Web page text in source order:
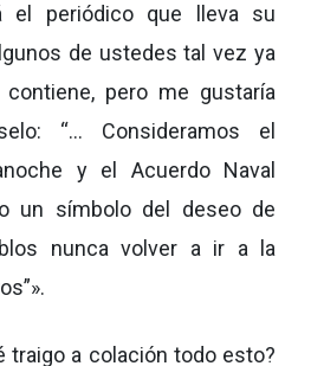
el periódico que lleva su
de ustedes tal vez ya
pero me gustaría
“... Consideramos el
y el Acuerdo Naval
un símbolo del deseo de
nunca volver a ir a la
traigo a colación todo esto?